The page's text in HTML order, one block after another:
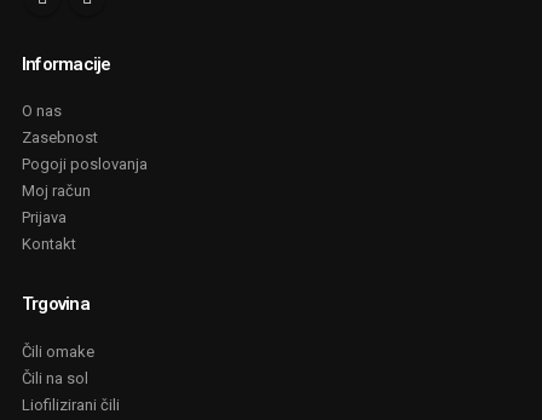
Informacije
O nas
Zasebnost
Pogoji poslovanja
Moj račun
Prijava
Kontakt
Trgovina
Čili omake
Čili na sol
Liofilizirani čili